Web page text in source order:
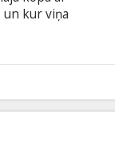
un kur viņa